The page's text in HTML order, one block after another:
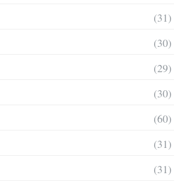
(31)
(30)
(29)
(30)
(60)
(31)
(31)